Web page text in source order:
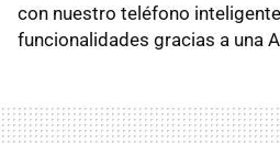
con nuestro teléfono
funcionalidades gracias a una